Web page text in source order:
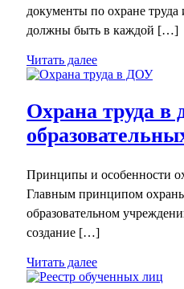
документы по охране
должны быть в каждой […]
Читать далее
Охрана труда
Принципы и особенности
Главным принципом
образовательном
создание […]
Читать далее